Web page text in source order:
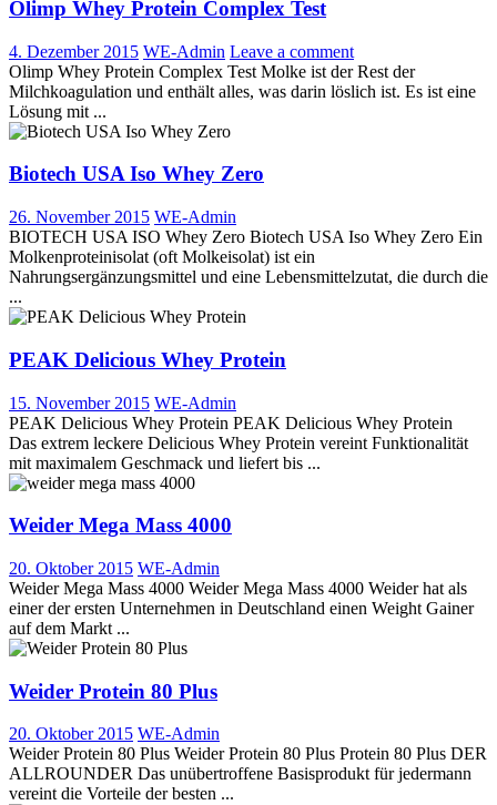
Olimp Whey Protein Complex Test
4. Dezember 2015 WE-Admin Leave a comment
Olimp Whey Protein Complex Test Molke ist der Rest der
Milchkoagulation und enthält alles, was darin löslich ist. Es ist eine
Lösung mit ...
Biotech USA Iso Whey Zero
26. November 2015 WE-Admin
BIOTECH USA ISO Whey Zero Biotech USA Iso Whey Zero Ein
Molkenproteinisolat (oft Molkeisolat) ist ein
Nahrungsergänzungsmittel und eine Lebensmittelzutat, die durch die
...
PEAK Delicious Whey Protein
15. November 2015 WE-Admin
PEAK Delicious Whey Protein PEAK Delicious Whey Protein
Das extrem leckere Delicious Whey Protein vereint Funktionalität
mit maximalem Geschmack und liefert bis ...
Weider Mega Mass 4000
20. Oktober 2015 WE-Admin
Weider Mega Mass 4000 Weider Mega Mass 4000 Weider hat als
einer der ersten Unternehmen in Deutschland einen Weight Gainer
auf dem Markt ...
Weider Protein 80 Plus
20. Oktober 2015 WE-Admin
Weider Protein 80 Plus Weider Protein 80 Plus Protein 80 Plus DER
ALLROUNDER Das unübertroffene Basisprodukt für jedermann
vereint die Vorteile der besten ...